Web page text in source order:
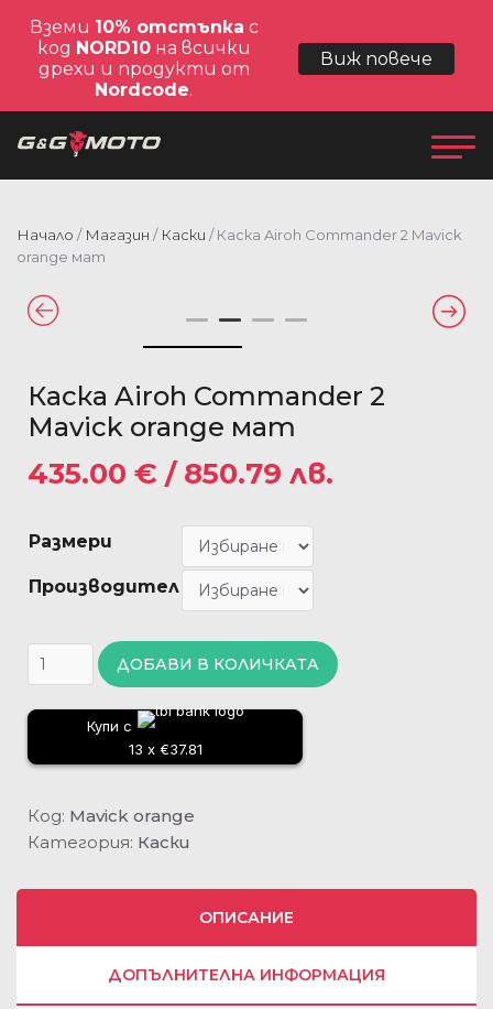
Начало / Магазин / Каски / Каска Airoh Commander 2 Mavick
orange мат
Каска Airoh Commander 2
Mavick orange мат
435.00 € / 850.79 лв.
Размери
Производител
ДОБАВИ В КОЛИЧКАТА
Купи с
13 x €37.81
Код: Mavick orange
Категория: Каски
ОПИСАНИЕ
ДОПЪЛНИТЕЛНА ИНФОРМАЦИЯ
Вземи 10% отстъпка с
код NORD10на всички
дрехи и продукти от
Nordcode.
Виж повече